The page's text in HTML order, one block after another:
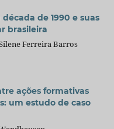
de 1990 e suas
brasileira
Ferreira Barros
ações formativas
um estudo de caso